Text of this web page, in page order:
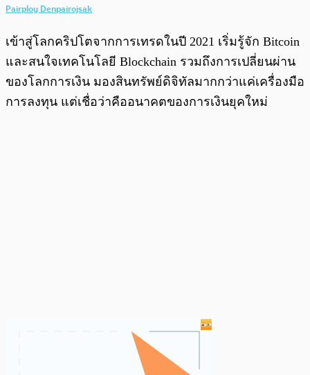
Pairploy Denpairojsak
เข้าสู่โลกคริปโตจากการเทรดในปี 2021 เริ่มรู้จัก Bitcoin
และสนใจเทคโนโลยี Blockchain รวมถึงการเปลี่ยนผ่าน
ของโลกการเงิน มองสินทรัพย์ดิจิทัลมากกว่าแค่เครื่องมือ
การลงทุน แต่เชื่อว่าคืออนาคตของการเงินยุคใหม่